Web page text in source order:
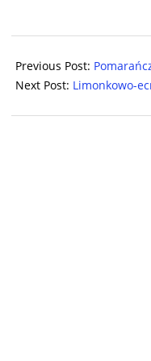
07-
22
Previous Post:
Next Post: Limonkowo-